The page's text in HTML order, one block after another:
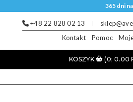
365 dni
+48 22 828 02 13
Kontakt
Pomoc
KOSZYK (0; 0.00